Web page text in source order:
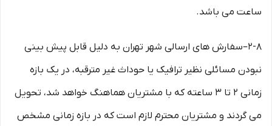
ساعت می باشد.
۲-۸–سفارش های ارسالی شهر تهران به دلیل قابل پیش بینی
نبودن مسائلی نظیر ترافیک یا حوداث غیر مترقبه، در یک بازه
زمانی ۲ تا ۳ ساعته که با مشتریان هماهنگ خواهد شد، تحویل
می گردند و مشتریان محترم لازم است که در بازه زمانی مشخص